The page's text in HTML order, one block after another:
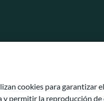
cookies para garantizar
y permitir la reproducción